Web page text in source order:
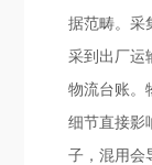
据范畴。采
采到出厂运
物流台账。
细节直接影
子，混用会